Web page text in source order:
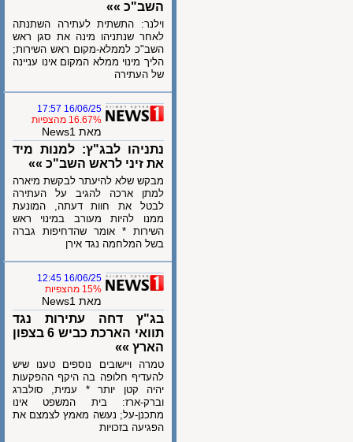
השב"כ »»
וילנר: התשתית לעתירה השתנתה
לאחר שנתניהו מינה את סגן ראש
השב"כ לממלא-מקום ראש השירות;
הליך מינוי ממלא המקום אינו עניינה
של העתירה
16/06/25 17:57
16.67% מהצפיות
מאת News1
נתניהו לבג"ץ: למנות מיד
את זיני לראש השב"כ »»
מבקש שלא להיעתר לבקשת מיארה
למתן ארכה להגיב על העתירה
לבטל את חוות דעתה, המונעת
ממנו להיות מעורב במינוי ראש
השירות * אומר שהדחיפות גברה
בשל המלחמה נגד אירן
16/06/25 12:45
15% מהצפיות
מאת News1
בג"ץ דחה עתירות נגד
תוואי הארכת כביש 6 בצפון
הארץ »»
טמרה ויישובים נוספים טענו שיש
להעדיף חלופה בה היקף ההפקעות
יהיה קטן יותר * עמית, סולברג
וברק-ארז: בית המשפט אינו
מתכנן-על; נעשה מאמץ לצמצם את
הפגיעה בזכויות